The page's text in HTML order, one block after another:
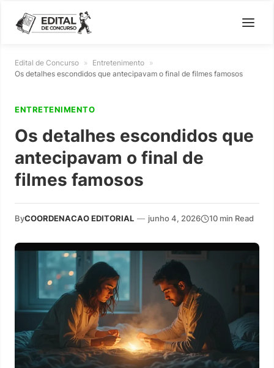
Edital de Concurso » Entretenimento »
Os detalhes escondidos que antecipavam o final de filmes famosos
ENTRETENIMENTO
Os detalhes escondidos que
antecipavam o final de
filmes famosos
ByCOORDENACAO EDITORIAL — junho 4, 2026 10 min Read